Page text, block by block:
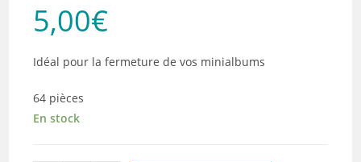
5,00€
Idéal pour la fermeture de vos minialbums
64 pièces
En stock